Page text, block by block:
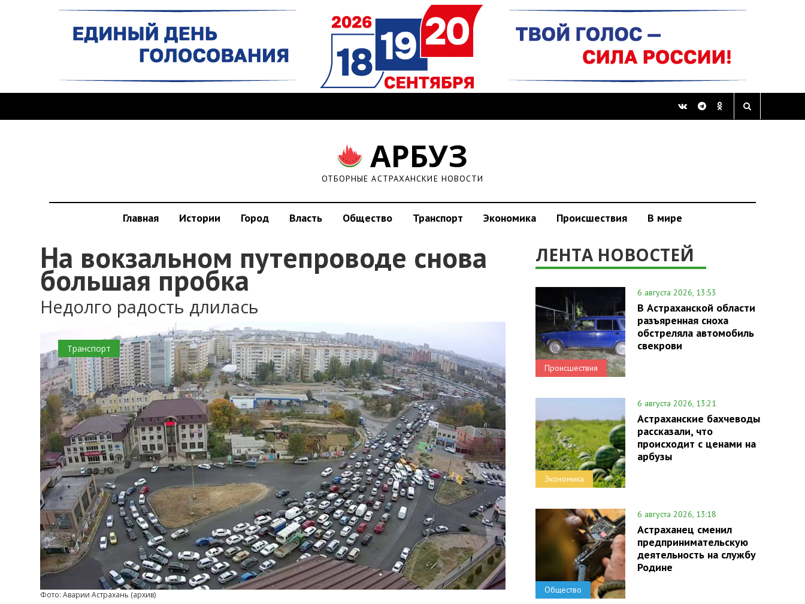
АРБУЗ
ОТБОРНЫЕ АСТРАХАНСКИЕ НОВОСТИ
Главная Истории Город Власть Общество Транспорт Экономика Происшествия В мире
На вокзальном путепроводе снова
большая пробка
Недолго радость длилась
Транспорт
Фото: Аварии Астрахань (архив)
ЛЕНТА НОВОСТЕЙ
Происшествия
6 августа 2026, 13:53
В Астраханской области
разъяренная сноха
обстреляла автомобиль
свекрови
Экономика
6 августа 2026, 13:21
Астраханские бахчеводы
рассказали, что
происходит с ценами на
арбузы
Общество
6 августа 2026, 13:18
Астраханец сменил
предпринимательскую
деятельность на службу
Родине